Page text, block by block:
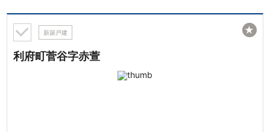
新築戸建
利府町菅谷字赤萱
★